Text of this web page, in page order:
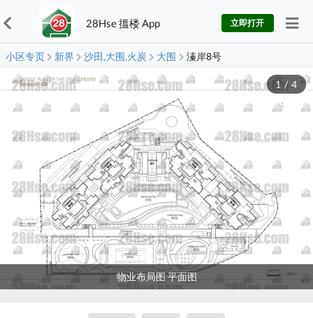
28Hse 搵楼 App 立即打开
小区专页 新界 沙田,大围,火炭 大围 溱岸8号
物业布局图 平面图
1 / 4